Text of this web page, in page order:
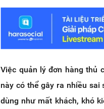
Việc quản lý đơn hàng thủ
này có thể gây ra nhiều
dùng như mất khách, khó